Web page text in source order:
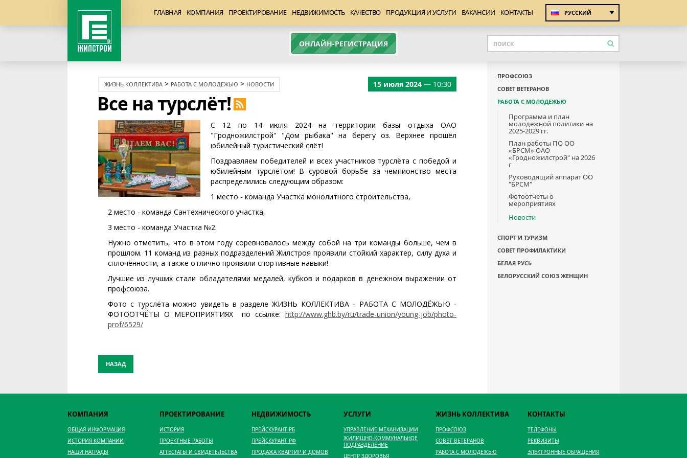
ГЛАВНАЯ КОМПАНИЯ ПРОЕКТИРОВАНИЕ НЕДВИЖИМОСТЬ КАЧЕСТВО ПРОДУКЦИЯ И УСЛУГИ ВАКАНСИИ КОНТАКТЫ РУССКИЙ
ОНЛАЙН-РЕГИСТРАЦИЯ
ЖИЗНЬ КОЛЛЕКТИВА > РАБОТА С МОЛОДЕЖЬЮ > НОВОСТИ
Все на турслёт!
15 июля 2024 — 10:30
С 12 по 14 июля 2024 на территории базы отдыха ОАО
"Гродножилстрой" "Дом рыбака" на берегу оз. Верхнее прошёл
юбилейный туристический слёт!
Поздравляем победителей и всех участников турслёта с победой и
юбилейным турслётом! В суровой борьбе за чемпионство места
распределились следующим образом:
1 место - команда Участка монолитного строительства,
2 место - команда Сантехнического участка,
3 место - команда Участка №2.
Нужно отметить, что в этом году соревновалось между собой на три команды больше, чем в
прошлом. 11 команд из разных подразделений Жилстроя проявили стойкий характер, силу духа и
сплочённости, а также отлично проявили спортивные навыки!
Лучшие из лучших стали обладателями медалей, кубков и подарков в денежном выражении от
профсоюза.
Фото с турслёта можно увидеть в разделе ЖИЗНЬ КОЛЛЕКТИВА - РАБОТА С МОЛОДЁЖЬЮ -
ФОТООТЧЁТЫ О МЕРОПРИЯТИЯХ по ссылке: http://www.ghb.by/ru/trade-union/young-job/photo-
prof/6529/
НАЗАД
ПРОФСОЮЗ
СОВЕТ ВЕТЕРАНОВ
РАБОТА С МОЛОДЕЖЬЮ
Программа и план
молодежной политики на
2025-2029 гг.
План работы ПО ОО
«БРСМ» ОАО
«Гродножилстрой" на 2026
г
Руководящий аппарат ОО
"БРСМ"
Фотоотчеты о
мероприятиях
Новости
СПОРТ И ТУРИЗМ
СОВЕТ ПРОФИЛАКТИКИ
БЕЛАЯ РУСЬ
БЕЛОРУССКИЙ СОЮЗ ЖЕНЩИН
КОМПАНИЯ
ОБЩАЯ ИНФОРМАЦИЯ
ИСТОРИЯ КОМПАНИИ
НАШИ НАГРАДЫ
ПРОЕКТИРОВАНИЕ
ИСТОРИЯ
ПРОЕКТНЫЕ РАБОТЫ
АТТЕСТАТЫ И СВИДЕТЕЛЬСТВА
НЕДВИЖИМОСТЬ
ПРЕЙСКУРАНТ РБ
ПРЕЙСКУРАНТ РФ
ПРОДАЖА КВАРТИР И ДОМОВ
УСЛУГИ
УПРАВЛЕНИЕ МЕХАНИЗАЦИИ
ЖИЛИЩНО-КОММУНАЛЬНОЕ
ПОДРАЗДЕЛЕНИЕ
ЦЕНТР ЗДОРОВЬЯ
ЖИЗНЬ КОЛЛЕКТИВА
ПРОФСОЮЗ
СОВЕТ ВЕТЕРАНОВ
РАБОТА С МОЛОДЕЖЬЮ
КОНТАКТЫ
ТЕЛЕФОНЫ
РЕКВИЗИТЫ
ЭЛЕКТРОННЫЕ ОБРАЩЕНИЯ